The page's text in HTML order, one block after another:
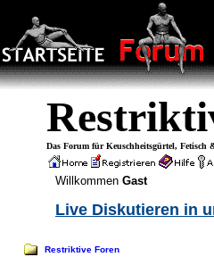
Das Forum für Keuschheitsgürtel, Fetisch
Willkommen Gast
Live Diskutieren in
Restriktive Foren